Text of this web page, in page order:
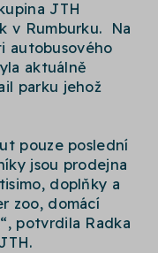
JTH
v Rumburku. Na
autobusového
aktuálně
parku jehož
pouze poslední
jsou prodejna
doplňky a
zoo, domácí
potvrdila Radka